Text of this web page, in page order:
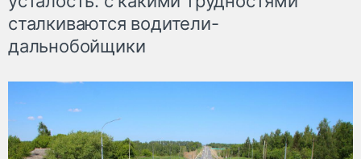
сталкиваются водители-
дальнобойщики